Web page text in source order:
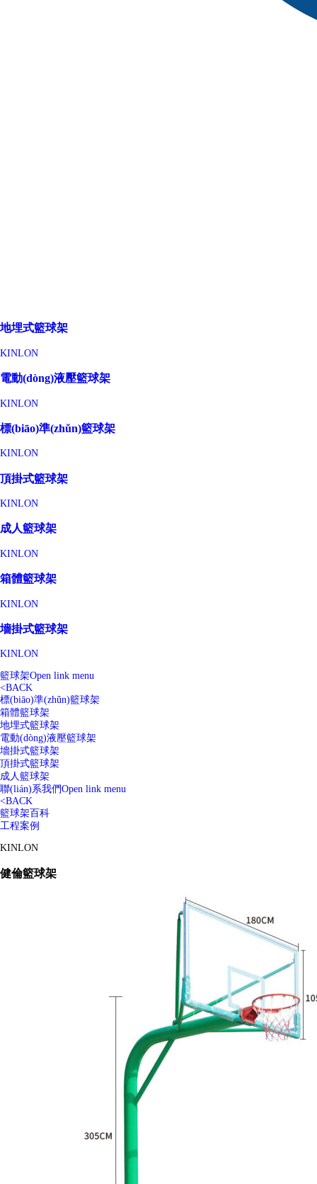
地埋式籃球架
KINLON
電動(dòng)液壓籃球架
KINLON
標(biāo)準(zhǔn)籃球架
KINLON
頂掛式籃球架
KINLON
成人籃球架
KINLON
箱體籃球架
KINLON
墻掛式籃球架
KINLON
籃球架Open link menu
<BACK
標(biāo)準(zhǔn)籃球架
箱體籃球架
地埋式籃球架
電動(dòng)液壓籃球架
墻掛式籃球架
頂掛式籃球架
成人籃球架
聯(lián)系我們Open link menu
<BACK
籃球架百科
工程案例
KINLON
健倫籃球架